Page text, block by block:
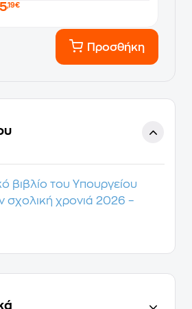
5,19€
Προσθήκη
βιβλίο του Υπουργείου
σχολική χρονιά 2026 –